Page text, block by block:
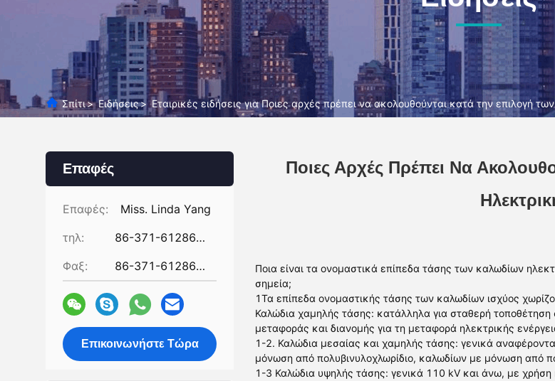
Σπίτι> Ειδήσεις> Εταιρικές ειδήσεις για Ποιες αρχές πρέπει να ακολουθούνται κατά την επιλογή
Επαφές
Επαφές:
Miss. Linda Yang
τηλ:
86-371-61286031
Φαξ:
86-371-61286032
Επικοινωνήστε Τώρα
Ποιες Αρχές Πρέπει Να
Ποια είναι τα ονομαστικά επίπεδα τάσης των καλωδίων
σημεία;
1Τα επίπεδα ονομαστικής τάσης των καλωδίων ισχύος
Καλώδια χαμηλής τάσης: κατάλληλα για σταθερή
μεταφοράς και διανομής για τη μεταφορά ηλεκτρικής
1-2. Καλώδια μεσαίας και χαμηλής τάσης: γενικά
μόνωση από πολυβινυλοχλωρίδιο, καλωδίων με μόνωση από
1-3 Καλώδια υψηλής τάσης: γενικά 110 kV και άνω, με